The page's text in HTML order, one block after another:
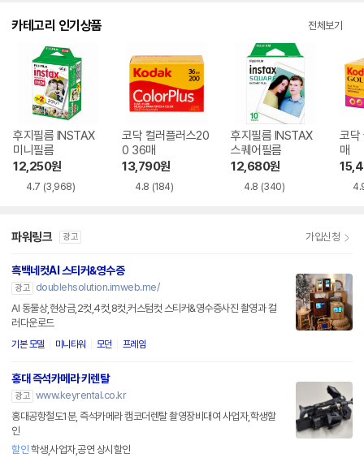
카테고리 인기상품 전체보기
후지필름 INSTAX
미니필름
12,250원
4.7 (3,968)
코닥 컬러플러스20
0 36매
13,790원
4.8 (184)
후지필름 INSTAX
스퀘어필름
12,680원
4.8 (340)
코
매
파워링크 광고 가입신청
흑백네컷AI 스티커&영수증
광고
doublehsolution.imweb.me/
AI 동물상,현상금,2컷,4컷,8컷,커스텀컷 스티커&영수증사진 촬영과 컬
러다운로드
기본 모델 미니타워 모던 프레임
홍대 즉석카메라 키렌탈
광고 www.keyrental.co.kr
홍대공항철도1분, 즉석카메라 캠코더렌탈 촬영장비대여 사업자,학생할
인
할인 학생,사업자,공연 상시할인